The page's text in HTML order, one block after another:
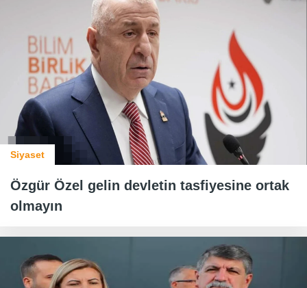
Siyaset
Özgür Özel gelin devletin tasfiyesine ortak
olmayın